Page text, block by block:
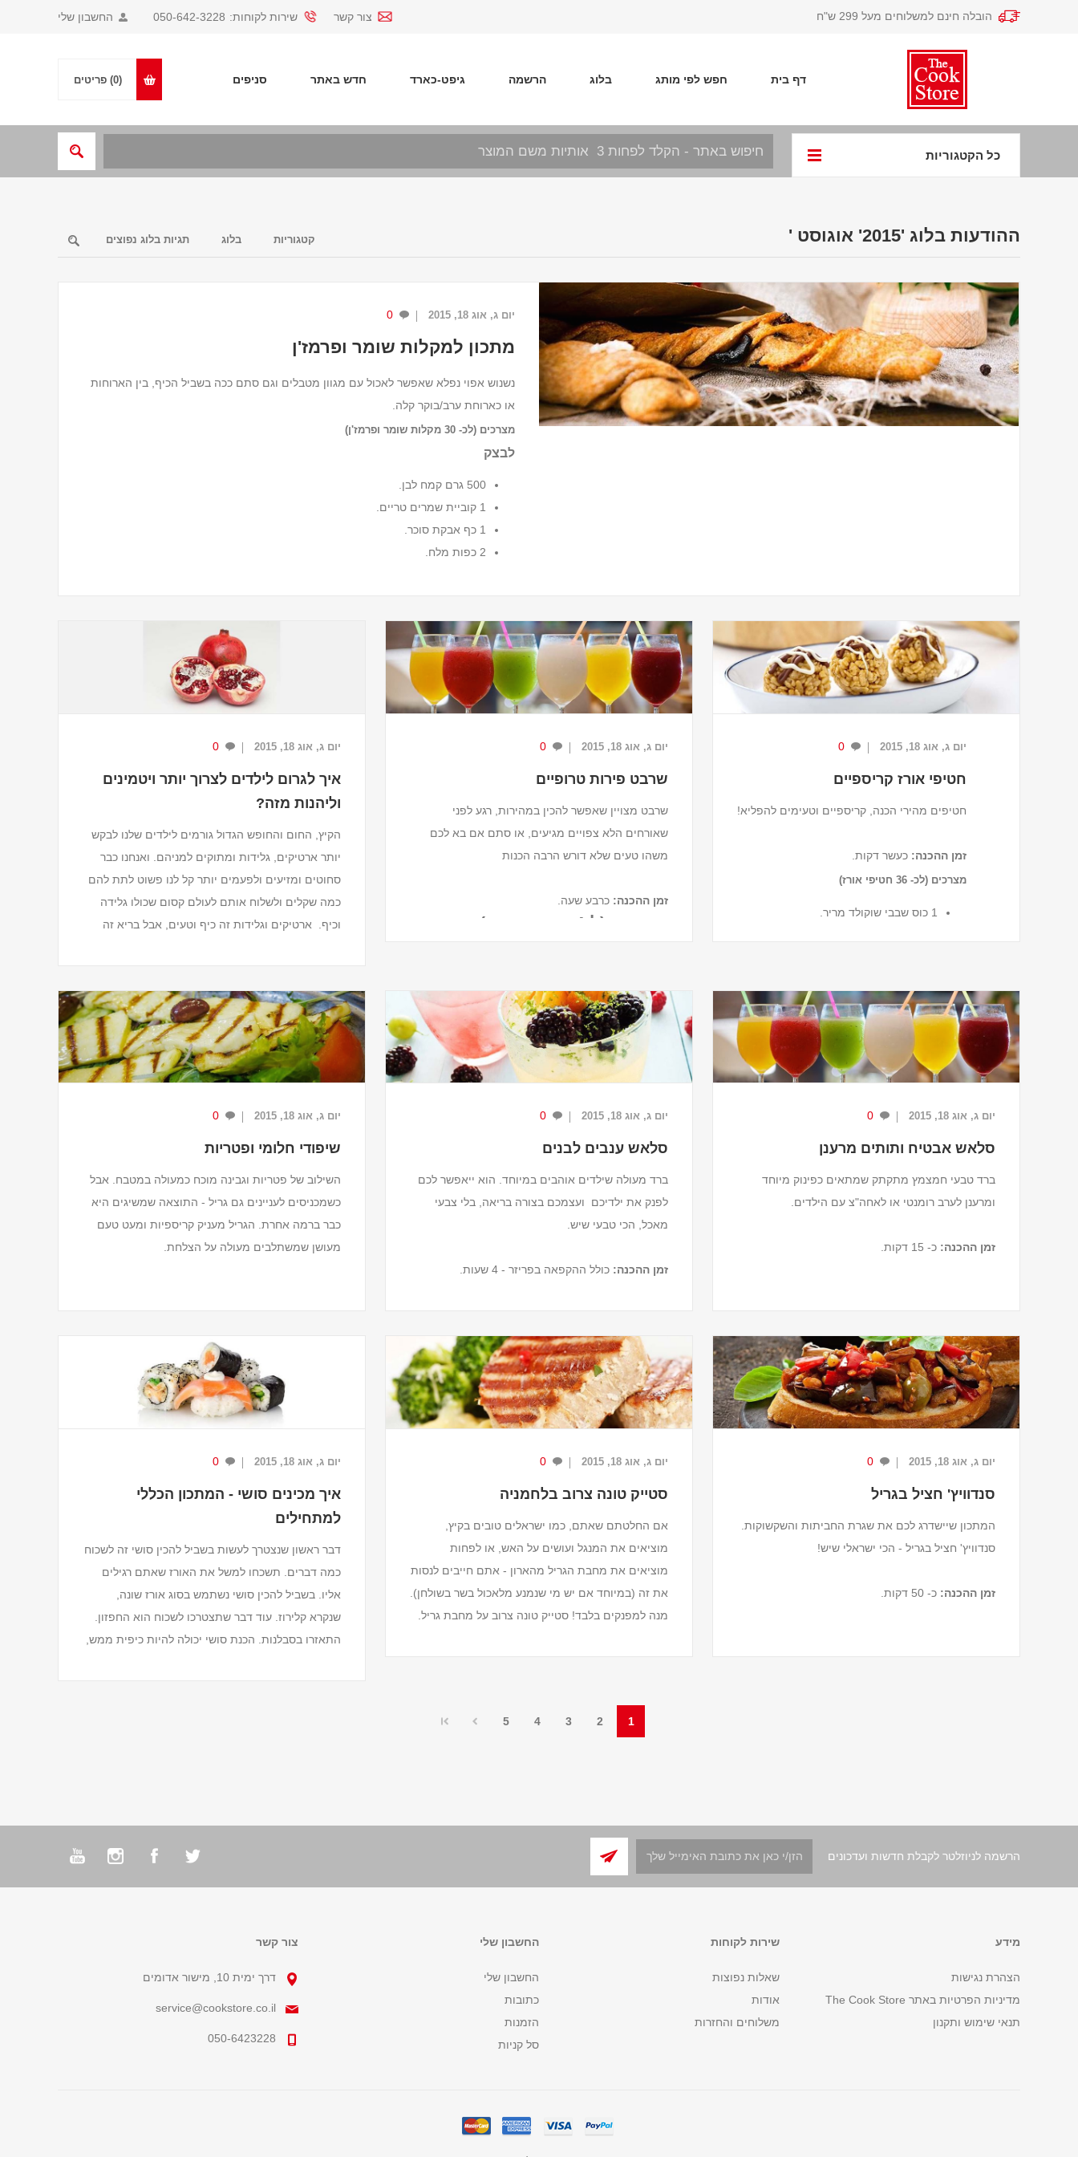
החשבון שלי צור קשר שירות לקוחות: 050-642-3228 הובלה חינם למשלוחים מעל 299 ש"ח
דף בית חפש לפי מותג בלוג הרשמה גיפט-כארד חדש באתר סניפים (0) פריטים
כל הקטגוריות
ההודעות בלוג '2015' אוגוסט '
יום ג, אוג 18, 2015 0
מתכון למקלות שומר ופרמז'ן
נשנוש אפוי נפלא שאפשר לאכול עם מגוון מטבלים וגם סתם ככה בשביל הכיף, בין הארוחות
או כארוחת ערב/בוקר קלה.
מצרכים (לכ- 30 מקלות שומר ופרמז'ן)
לבצק
500 גרם קמח לבן.
1 קוביית שמרים טריים.
1 כף אבקת סוכר.
2 כפות מלח.
יום ג, אוג 18, 2015 0
חטיפי אורז קריספיים
חטיפים מהירי הכנה, קריספיים וטעימים להפליא!
זמן ההכנה: כעשר דקות.
מצרכים (לכ- 36 חטיפי אורז)
1 כוס שבבי שוקולד מריר.
½ כפית תמצית וניל.
...
יום ג, אוג 18, 2015 0
שרבט פירות טרופיים
שרבט מצויין שאפשר להכין במהירות, רגע לפני
שאורחים הלא צפויים מגיעים, או סתם אם בא לכם
משהו טעים שלא דורש הרבה הכנות
זמן ההכנה: כרבע שעה.
מצרכים (ל-4 מנות שרבט)
1 מיכל יו...
יום ג, אוג 18, 2015 0
איך לגרום לילדים לצרוך יותר ויטמינים
וליהנות מזה?
הקיץ, החום והחופש הגדול גורמים לילדים שלנו לבקש
יותר ארטיקים, גלידות ומתוקים למניהם. ואנחנו כבר
סחוטים ומזיעים ולפעמים יותר קל לנו פשוט לתת להם
כמה שקלים ולשלוח אותם לעולם קסום שכולו גלידה
וכיף. ארטיקים וגלידות זה כיף וטעים, אבל בריא זה
יום ג, אוג 18, 2015 0
סלאש אבטיח ותותים מרענן
ברד טבעי חמצמץ מתקתק שמתאים כפינוק מיוחד
ומרענן לערב רומנטי או לאחה"צ עם הילדים.
זמן ההכנה: כ- 15 דקות.
5 תותים גדולים.
מיץ מליים אחד.
גרידת ליים אחד.
¾ כוס חלב קוקוס.
...
יום ג, אוג 18, 2015 0
סלאש ענבים לבנים
ברד מעולה שילדים אוהבים במיוחד. הוא ייאפשר לכם
לפנק את ילדיכם ועצמכם בצורה בריאה, בלי צבעי
מאכל, הכי טבעי שיש.
זמן ההכנה: כולל ההקפאה בפריזר - 4 שעות.
2 כוסות תירוש ענבים לבנים.
½ כוס מיץ אננס טבעי.
¼ כוס מיץ תפוז...
יום ג, אוג 18, 2015 0
שיפודי חלומי ופטריות
השילוב של פטריות וגבינה מוכח כמעולה במטבח. אבל
כשמכניסים לעניינים גם גריל - התוצאה שמשיגים היא
כבר ברמה אחרת. הגריל מעניק קריספיות ומעט טעם
מעושן שמשתלבים מעולה על הצלחת.
יום ג, אוג 18, 2015 0
סנדוויץ' חציל בגריל
המתכון שיישדרג לכם את שגרת החביתות והשקשוקות.
סנדוויץ' חציל בגריל - הכי ישראלי שיש!
זמן ההכנה: כ- 50 דקות.
יום ג, אוג 18, 2015 0
סטייק טונה צרוב בלחמניה
אם החלטתם שאתם, כמו ישראלים טובים בקיץ,
מוציאים את המנגל ועושים על האש, או לפחות
מוציאים את מחבת הגריל מהארון - אתם חייבים לנסות
את זה (במיוחד אם יש מי שנמנע מלאכול בשר בשולחן).
מנה למפנקים בלבד! סטייק טונה צרוב על מחבת גריל.
יום ג, אוג 18, 2015 0
איך מכינים סושי - המתכון הכללי
למתחילים
דבר ראשון שנצטרך לעשות בשביל להכין סושי זה לשכוח
כמה דברים. תשכחו למשל את האורז שאתם רגילים
אליו. בשביל להכין סושי נשתמש בסוג אורז שונה,
שנקרא קלירוז. עוד דבר שתצטרכו לשכוח הוא החפזון.
התאזרו בסבלנות. הכנת סושי יכולה להיות כיפית ממש,
1
2
3
4
5
קטגוריות בלוג תגיות בלוג נפוצים
הרשמה לניוזלטר לקבלת חדשות ועדכונים
מידע
הצהרת נגישות
מדיניות הפרטיות באתר The Cook Store
תנאי שימוש ותקנון
שירות לקוחות
שאלות נפוצות
אודות
משלוחים והחזרות
החשבון שלי
החשבון שלי
כתובות
הזמנות
סל קניות
צור קשר
דרך ימית 10, מישור אדומים
service@cookstore.co.il
050-6423228